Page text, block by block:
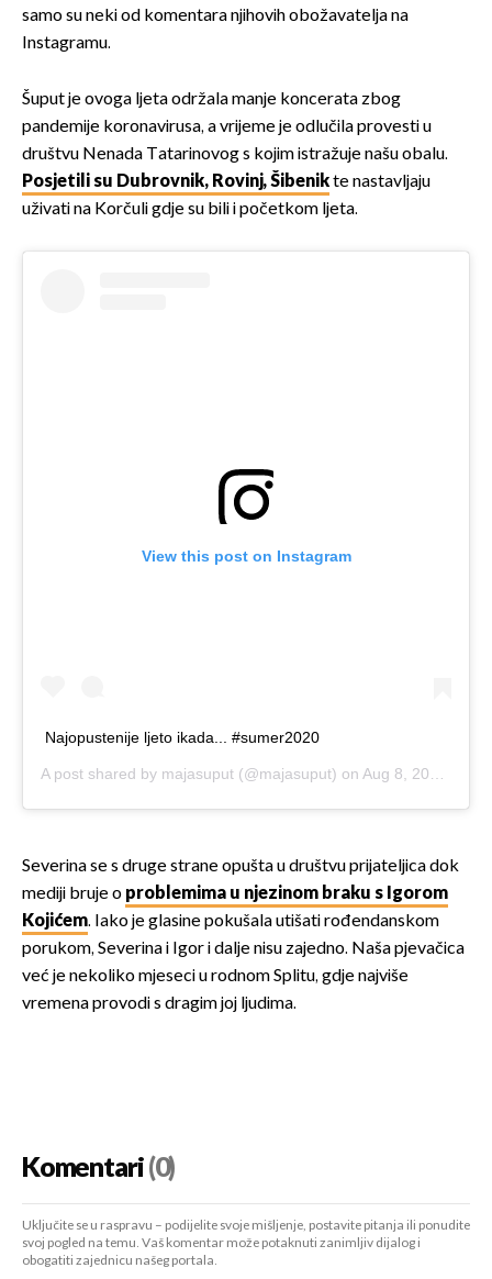
samo su neki od komentara njihovih obožavatelja na
Instagramu.
Šuput je ovoga ljeta održala manje koncerata zbog
pandemije koronavirusa, a vrijeme je odlučila provesti u
društvu Nenada Tatarinovog s kojim istražuje našu obalu.
Posjetili su Dubrovnik, Rovinj, Šibenikte nastavljaju
uživati na Korčuli gdje su bili i početkom ljeta.
View this post on Instagram
Najopustenije ljeto ikada... #sumer2020
A post shared by majasuput (@majasuput) on Aug 8, 2020 at 1:39am PDT
Severina se s druge strane opušta u društvu prijateljica dok
mediji bruje o problemima u njezinom braku s Igorom
Kojićem. Iako je glasine pokušala utišati rođendanskom
porukom, Severina i Igor i dalje nisu zajedno. Naša pjevačica
već je nekoliko mjeseci u rodnom Splitu, gdje najviše
vremena provodi s dragim joj ljudima.
Komentari(0)
Uključite se u raspravu – podijelite svoje mišljenje, postavite pitanja ili ponudite
svoj pogled na temu. Vaš komentar može potaknuti zanimljiv dijalog i
obogatiti zajednicu našeg portala.